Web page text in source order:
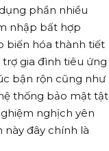
phần nhiều
nhập bất hợp
biến hóa thành tiết
gia đình tiêu ứng
bận rộn cũng như
thống bảo mật tật
nghịch yên
đây chính là